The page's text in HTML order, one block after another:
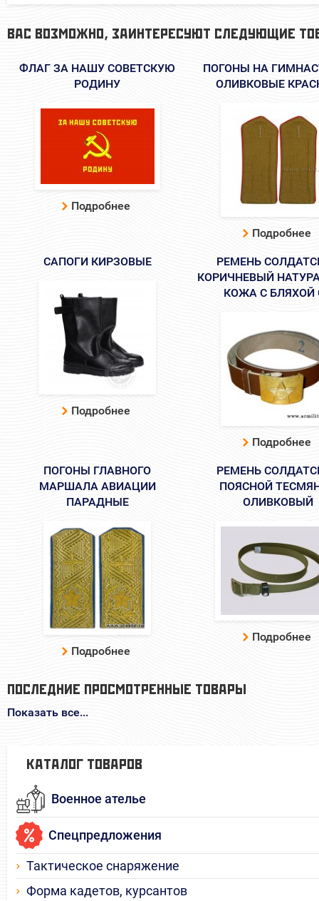
ВАС ВОЗМОЖНО, ЗАИНТЕРЕСУЮТ СЛЕДУЮЩИЕ
ФЛАГ ЗА НАШУ СОВЕТСКУЮ
РОДИНУ
Подробнее
ПОГОНЫ НА
ОЛИВКОВЫЕ
Подробнее
САПОГИ КИРЗОВЫЕ
Подробнее
РЕМЕНЬ
КОРИЧНЕВЫЙ
КОЖА С БЛЯХОЙ
Подробнее
ПОГОНЫ ГЛАВНОГО
МАРШАЛА АВИАЦИИ
ПАРАДНЫЕ
Подробнее
РЕМЕНЬ
ПОЯСНОЙ
ОЛИВКОВЫЙ
Подробнее
ПОСЛЕДНИЕ ПРОСМОТРЕННЫЕ ТОВАРЫ
Показать все...
КАТАЛОГ ТОВАРОВ
Военное ателье
Спецпредложения
Тактическое снаряжение
Форма кадетов, курсантов